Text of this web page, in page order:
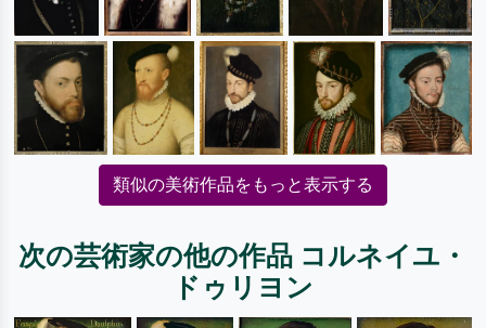
類似の美術作品をもっと表示する
次の芸術家の他の作品 コルネイユ・
ドゥリヨン